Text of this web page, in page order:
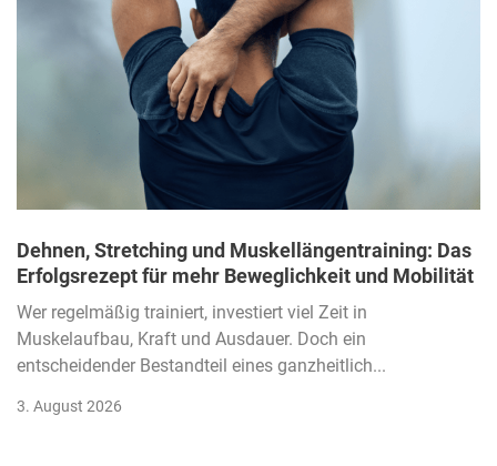
Dehnen, Stretching und Muskellängentraining: Das
Erfolgsrezept für mehr Beweglichkeit und Mobilität
Wer regelmäßig trainiert, investiert viel Zeit in
Muskelaufbau, Kraft und Ausdauer. Doch ein
entscheidender Bestandteil eines ganzheitlich...
3. August 2026